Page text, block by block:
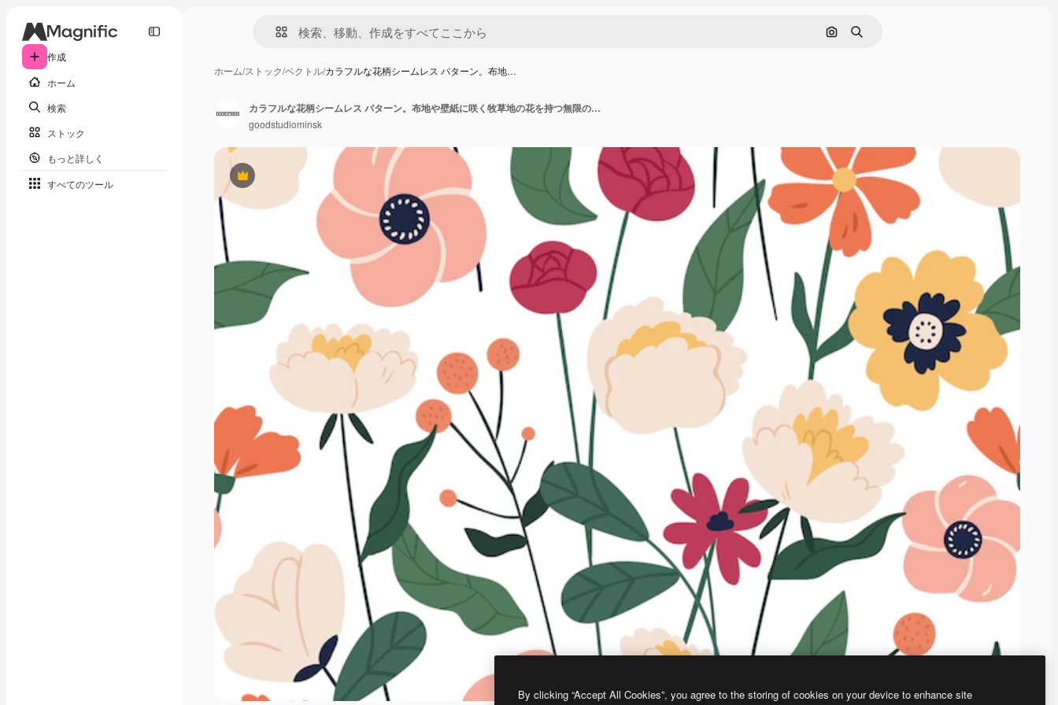
作成
ホーム
検索
ストック
もっと詳しく
すべてのツール
画像で検索
検索
ホーム/ストック/ベクトル/カラフルな花柄シームレス パターン。布地…
Premium
カラフルな花柄シームレス パターン。布地や壁紙に咲く牧草地の花を持つ無限の自然の植物の背景。装飾的なテキスタイル プリントの野生の花のフラット ベクトル イラスト。
goodstudiominsk
By clicking “Accept All Cookies”, you agree to the storing of cookies on your device to enhance site